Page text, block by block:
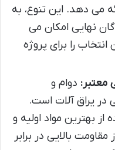
می دهد. این تنوع، به
نهایی امکان می
انتخاب را برای پروژه
معتبر: دوام و
در یراق آلات است.
از بهترین مواد اولیه و
بالایی در برابر